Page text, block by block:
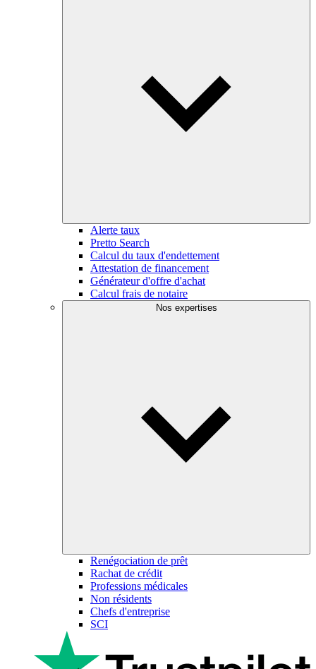
Alerte taux
Pretto Search
Calcul du taux d'endettement
Attestation de financement
Générateur d'offre d'achat
Calcul frais de notaire
Nos expertises
Renégociation de prêt
Rachat de crédit
Professions médicales
Non résidents
Chefs d'entreprise
SCI